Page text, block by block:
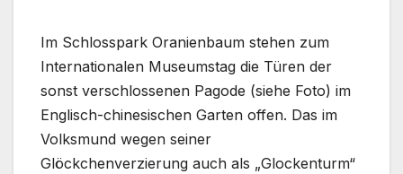
Im Schlosspark Oranienbaum stehen zum
Internationalen Museumstag die Türen der
sonst verschlossenen Pagode (siehe Foto) im
Englisch-chinesischen Garten offen. Das im
Volksmund wegen seiner
Glöckchenverzierung auch als „Glockenturm“